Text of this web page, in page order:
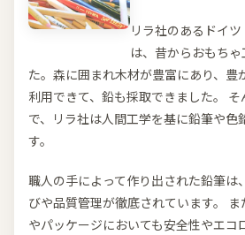
リラ社のあるドイ
は、昔からおもち
た。森に囲まれ木材が豊富にあり、豊
利用できて、鉛も採取できました。
で、リラ社は人間工学を基に鉛筆や色
す。
職人の手によって作り出された鉛筆は
びや品質管理が徹底されています。 ま
やパッケージにおいても安全性やエコ